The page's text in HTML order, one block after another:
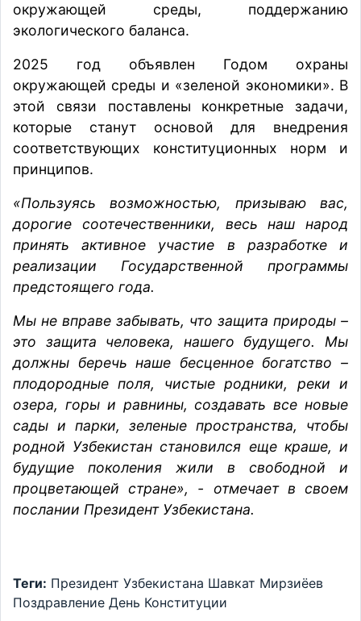
окружающей среды, поддержанию
экологического баланса.
2025 год объявлен Годом охраны
окружающей среды и «зеленой экономики». В
этой связи поставлены конкретные задачи,
которые станут основой для внедрения
соответствующих конституционных норм и
принципов.
«Пользуясь возможностью, призываю вас,
дорогие соотечественники, весь наш народ
принять активное участие в разработке и
реализации Государственной программы
предстоящего года.
Мы не вправе забывать, что защита природы –
это защита человека, нашего будущего. Мы
должны беречь наше бесценное богатство –
плодородные поля, чистые родники, реки и
озера, горы и равнины, создавать все новые
сады и парки, зеленые пространства, чтобы
родной Узбекистан становился еще краше, и
будущие поколения жили в свободной и
процветающей стране», - отмечает в своем
послании Президент Узбекистана.
Теги: Президент Узбекистана Шавкат Мирзиёев
Поздравление День Конституции